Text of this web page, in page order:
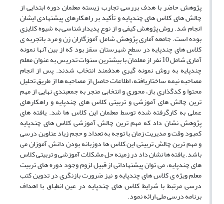
پژوهش حاضر با هدف بررسی تجارب زیسته معلمان دوره ابتدایی از
چالش های کلاس های چندپایه و تأکید بر راهکارهای پیشنهادی ایشان
انجام شد. روش پژوهش کیفی و از نوع پدیدارشناسی به شیوه کلایزی
بوده است. جامعه آماری پژوهش شامل آموزگاران زن و مرد باتجربه ی
کلاس های چندپایه در سطح شهرستان سقز بود که از بین آنها نمونه
آماری شامل 10 نفر از معلمان با بیشترین سنوات تدریس به عنوان معلم
چندپایه به روش نمونه گیری هدفمند انتخاب شدند. پس از انجام
مصاحبه نیمه ساختاریافته، اطلاعات حاصل از مصاحبه ها از طریق تحلیل
محتوا و کدگذاری باز، محوری و انتخابی منجر به جمعبندی نهایی از مهم
ترین چالش های آموزشی و تربیتی کلاس های چندپایه و راهکارهای
عملی به کارگرفته شده توسط معلمان این کلاس ها شد. یافته های
پژوهش نشان داد که مهم ترین چالش آموزشی کلاس های چندپایه
کمبود وقت و مدیریت زمان با توجه به تعداد و حجم زیاد عناوین درسی
و مهم ترین چالش تربیتی این کلاس ها دوزبانه بودن دانش آموزان می
باشد. یافته ها نشان داد در زمینه حل مشکلات آموزشی و تربیتی کلاس
های چندپایه، می توان پیشنهاداتی از قبیل لزوم وجود دوره های تربیت
معلم ویژه ی کلاس های چندپایه و نیز ضرورت بازنگری در تدوین کتب
درسی مرتبط با شرایط کلاس های چندپایه در عین انطباق با اهداف
برنامه درسی ملی ارائه نمود.